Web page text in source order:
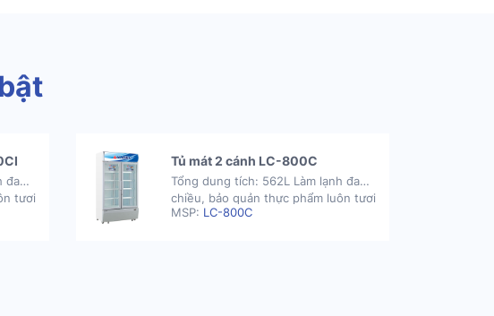
đa
tươi
tủ giúp
mà
Tủ mát 2 cánh LC-800C
Tổng dung tích: 562L Làm lạnh đa
chiều, bảo quản thực phẩm luôn tươi
ngon. Ngăn lấy nước bên ngoài tủ giúp
MSP: LC-800C